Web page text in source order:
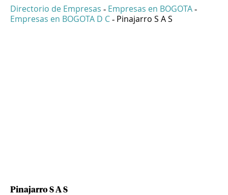
Directorio de Empresas - Empresas en BOGOTA -
Empresas en BOGOTA D C - Pinajarro S A S
Pinajarro S A S